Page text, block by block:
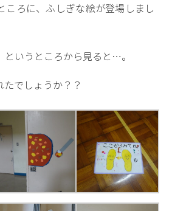
ころに、ふしぎな絵が登場しまし
というところから見ると…。
でしょうか？？